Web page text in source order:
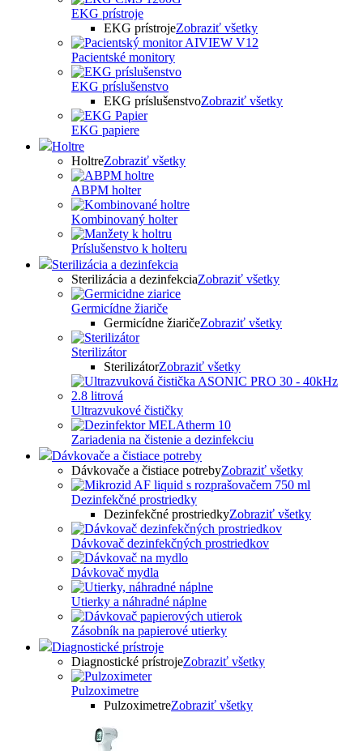
EKG prístroje
EKG prístrojeZobraziť všetky
Pacientské monitory
EKG príslušenstvo
EKG príslušenstvoZobraziť všetky
EKG papiere
Holtre
HoltreZobraziť všetky
ABPM holter
Kombinovaný holter
Príslušenstvo k holteru
Sterilizácia a dezinfekcia
Sterilizácia a dezinfekciaZobraziť všetky
Germicídne žiariče
Germicídne žiaričeZobraziť všetky
Sterilizátor
SterilizátorZobraziť všetky
Ultrazvukové čističky
Zariadenia na čistenie a dezinfekciu
Dávkovače a čistiace potreby
Dávkovače a čistiace potrebyZobraziť všetky
Dezinfekčné prostriedky
Dezinfekčné prostriedkyZobraziť všetky
Dávkovač dezinfekčných prostriedkov
Dávkovač mydla
Utierky a náhradné náplne
Zásobník na papierové utierky
Diagnostické prístroje
Diagnostické prístrojeZobraziť všetky
Pulzoximetre
PulzoximetreZobraziť všetky